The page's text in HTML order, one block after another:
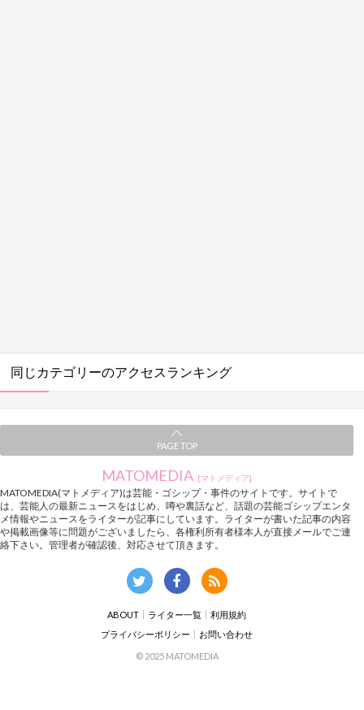
同じカテゴリーのアクセスランキング
PAGE TOP
MATOMEDIA [マトメディア]
MATOMEDIA(マトメディア)は芸能・ゴシップ・事件のサイトです。サイトで
は、芸能人の最新ニュースをはじめ、噂や裏話など、話題の芸能ゴシップエンタ
メ情報やニュースをライターが記事にしています。ライターが書いた記事の内容
や掲載画像等に問題がございましたら、各権利所有者様本人が直接メールでご連
絡下さい。管理者が確認後、対応させて頂きます。
ABOUT ライター一覧
利用規約
プライバシーポリシー
お問い合わせ
© 2025 MATOMEDIA